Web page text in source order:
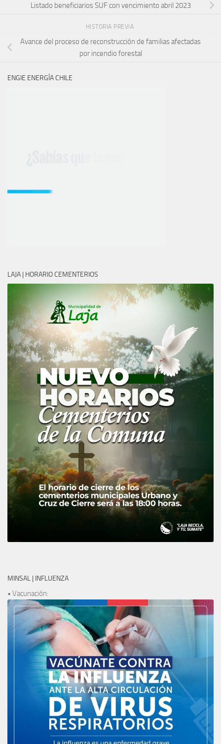
Listado beneficiarios SUF con vencimiento abril 2023
HISTORIA PREVIA
Avance del proceso de reconstrucción de familias afectadas
por incendio forestal
ENGIE ENERGÍA CHILE
LAJA | HORARIO CEMENTERIOS
MINSAL | INFLUENZA
• Vacunación: